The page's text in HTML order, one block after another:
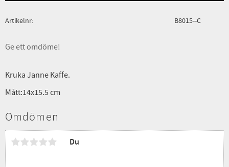
Artikelnr B8015--C
Ge ett omdöme!
Kruka Janne Kaffe.
Mått:14x15.5 cm
Omdömen
Du